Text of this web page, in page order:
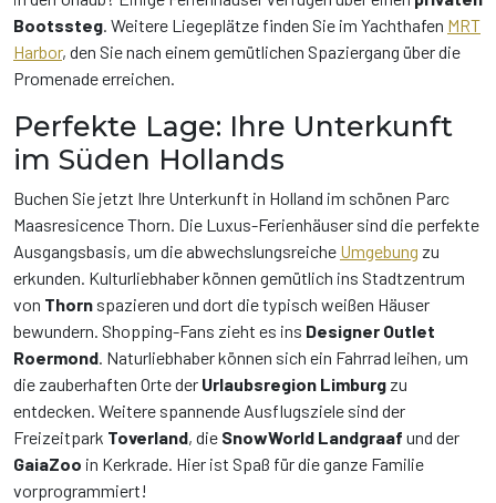
Bootssteg. Weitere Liegeplätze finden Sie im Yachthafen MRT
Harbor, den Sie nach einem gemütlichen Spaziergang über die
Promenade erreichen.
Perfekte Lage: Ihre Unterkunft
im Süden Hollands
Buchen Sie jetzt Ihre Unterkunft in Holland im schönen Parc
Maasresicence Thorn. Die Luxus-Ferienhäuser sind die perfekte
Ausgangsbasis, um die abwechslungsreiche Umgebung zu
erkunden. Kulturliebhaber können gemütlich ins Stadtzentrum
von Thorn spazieren und dort die typisch weißen Häuser
bewundern. Shopping-Fans zieht es ins Designer Outlet
Roermond. Naturliebhaber können sich ein Fahrrad leihen, um
die zauberhaften Orte der Urlaubsregion Limburg zu
entdecken. Weitere spannende Ausflugsziele sind der
Freizeitpark Toverland, die SnowWorld Landgraaf und der
GaiaZoo in Kerkrade. Hier ist Spaß für die ganze Familie
vorprogrammiert!